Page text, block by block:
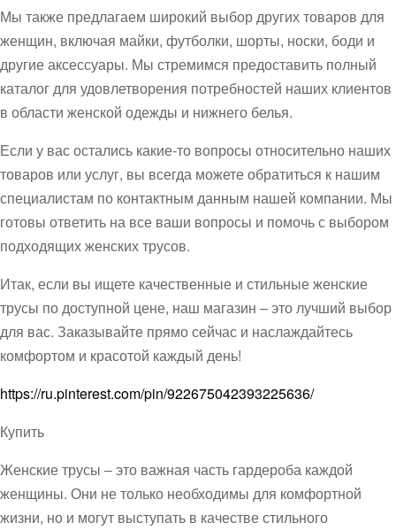
Мы также предлагаем широкий выбор других товаров для
женщин, включая майки, футболки, шорты, носки, боди и
другие аксессуары. Мы стремимся предоставить полный
каталог для удовлетворения потребностей наших клиентов
в области женской одежды и нижнего белья.
Если у вас остались какие-то вопросы относительно наших
товаров или услуг, вы всегда можете обратиться к нашим
специалистам по контактным данным нашей компании. Мы
готовы ответить на все ваши вопросы и помочь с выбором
подходящих женских трусов.
Итак, если вы ищете качественные и стильные женские
трусы по доступной цене, наш магазин – это лучший выбор
для вас. Заказывайте прямо сейчас и наслаждайтесь
комфортом и красотой каждый день!
https://ru.pinterest.com/pin/922675042393225636/
Купить
Женские трусы – это важная часть гардероба каждой
женщины. Они не только необходимы для комфортной
жизни, но и могут выступать в качестве стильного